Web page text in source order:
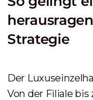
Strategie
Der
Von der Filiale